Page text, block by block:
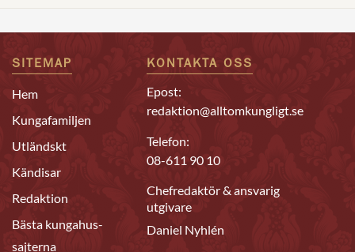
SITEMAP
Hem
Kungafamiljen
Utländskt
Kändisar
Redaktion
Bästa kungahus-
sajterna
KONTAKTA OSS
Epost:
redaktion@alltomkungligt.se
Telefon:
08-611 90 10
Chefredaktör & ansvarig
utgivare
Daniel Nyhlén